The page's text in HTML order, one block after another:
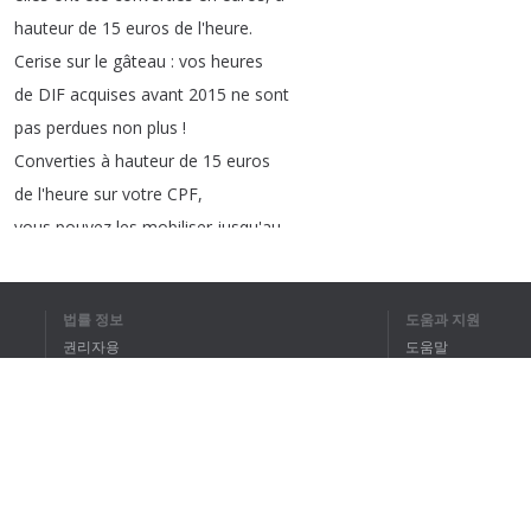
hauteur de 15 euros de l'heure.
Cerise sur le gâteau : vos heures
de DIF acquises avant 2015 ne sont
pas perdues non plus !
Converties à hauteur de 15 euros
de l'heure sur votre CPF,
vous pouvez les mobiliser jusqu'au
financer votre
la première étape consiste à vous
법률 정보
권리자용
도움과 지원
도움말